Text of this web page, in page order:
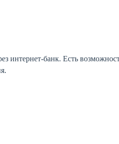
интернет-банк. Есть